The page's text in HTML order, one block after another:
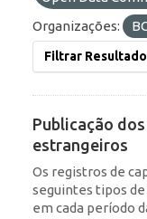
Organizações:
Filtrar
Publicação
estrangeiros
Os registros de
seguintes tipos
em cada período